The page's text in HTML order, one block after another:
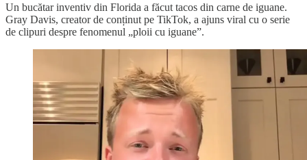
Un bucătar inventiv din Florida a făcut tacos din carne de iguane.
Gray Davis, creator de conținut pe TikTok, a ajuns viral cu o serie
de clipuri despre fenomenul „ploii cu iguane”.